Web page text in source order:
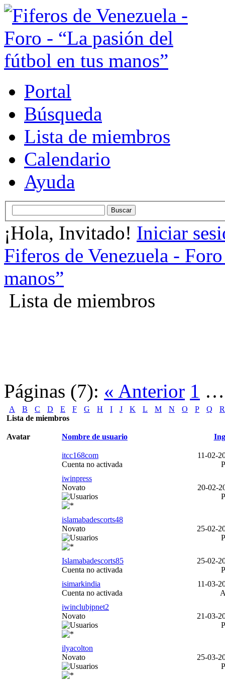
Portal
Búsqueda
Lista de miembros
Calendario
Ayuda
¡Hola, Invitado! Iniciar
Fiferos de Venezuela -
manos”
Lista de miembros
Páginas (7): « Anterior 1
A B C D E F G H I J K L M N O P Q
R
Lista de miembros
Avatar Nombre de usuario
itcc168com
Cuenta no activada
11-02-
iwinpress
Novato
20-02-
islamabadescorts48
Novato
25-02-
Islamabadescorts85
Cuenta no activada
25-02-
isimarkindia
Cuenta no activada
11-03-
iwinclubjpnet2
Novato
21-03-
ilyacolton
Novato
25-03-